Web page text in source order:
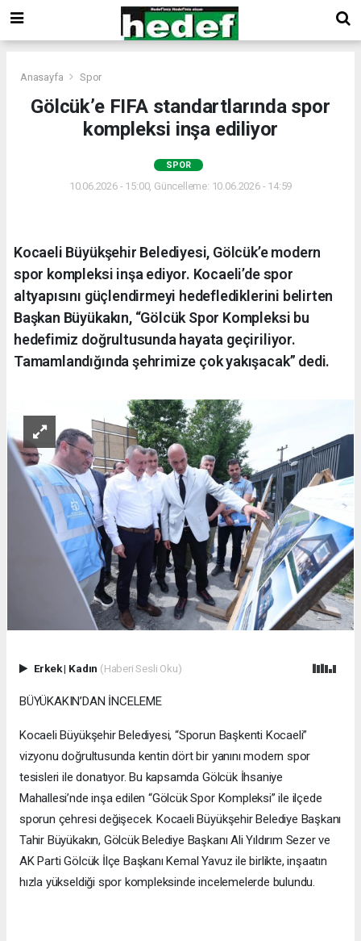
Anasayfa Spor
Gölcük’e FIFA standartlarında spor
kompleksi inşa ediliyor
SPOR
10.06.2026 - 15:00, Güncelleme: 10.06.2026 - 14:59
Kocaeli Büyükşehir Belediyesi, Gölcük’e modern
spor kompleksi inşa ediyor. Kocaeli’de spor
altyapısını güçlendirmeyi hedeflediklerini belirten
Başkan Büyükakın, “Gölcük Spor Kompleksi bu
hedefimiz doğrultusunda hayata geçiriliyor.
Tamamlandığında şehrimize çok yakışacak” dedi.
Erkek| Kadın (Haberi Sesli Oku)
BÜYÜKAKIN’DAN İNCELEME
Kocaeli Büyükşehir Belediyesi, “Sporun Başkenti Kocaeli”
vizyonu doğrultusunda kentin dört bir yanını modern spor
tesisleri ile donatıyor. Bu kapsamda Gölcük İhsaniye
Mahallesi’nde inşa edilen “Gölcük Spor Kompleksi” ile ilçede
sporun çehresi değişecek. Kocaeli Büyükşehir Belediye Başkanı
Tahir Büyükakın, Gölcük Belediye Başkanı Ali Yıldırım Sezer ve
AK Parti Gölcük İlçe Başkanı Kemal Yavuz ile birlikte, inşaatın
hızla yükseldiği spor kompleksinde incelemelerde bulundu.